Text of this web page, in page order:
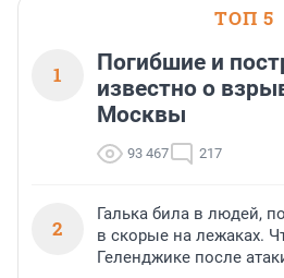
ТОП 5
1
Погибшие и
известно о
Москвы
93 467 217
2
Галька била в людей,
в скорые на лежаках.
Геленджике после